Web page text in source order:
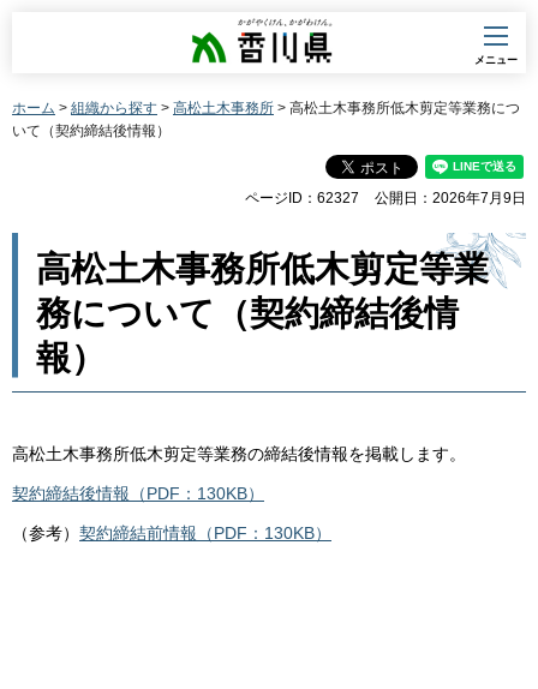
香川県
メニュー
ホーム > 組織から探す > 高松土木事務所 > 高松土木事務所低木剪定等業務につ
いて（契約締結後情報）
ページID：62327 公開日：2026年7月9日
高松土木事務所低木剪定等業
務について（契約締結後情
報）
高松土木事務所低木剪定等業務の締結後情報を掲載します。
契約締結後情報（PDF：130KB）
（参考） 契約締結前情報（PDF：130KB）